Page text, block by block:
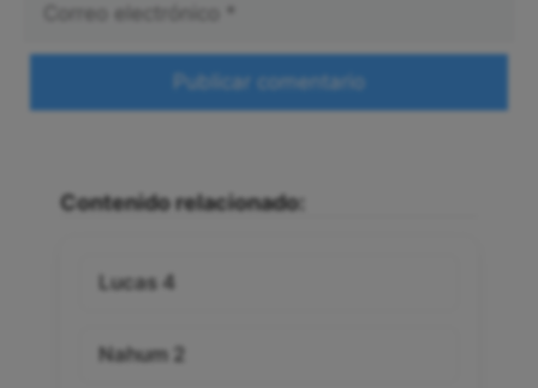
Contenido relacionado:
Lucas 4
Nahum 2